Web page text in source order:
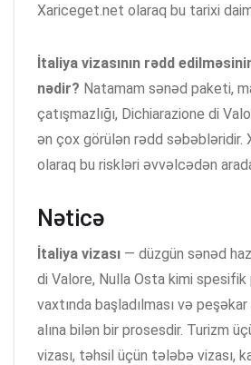
Xariceget.net olaraq bu tarixi
İtaliya vizasının rədd
nədir? Natamam sənəd paketi,
çatışmazlığı, Dichiarazione di
ən çox görülən rədd səbəbləridir.
olaraq bu riskləri əvvəlcədən
Nəticə
İtaliya vizası — düzgün sənəd
di Valore, Nulla Osta kimi spesifik
vaxtında başladılması və
alına bilən bir prosesdir. Turizm
vizası, təhsil üçün tələbə vizası,